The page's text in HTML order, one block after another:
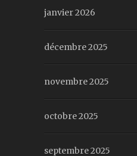
janvier 2026
décembre 2025
novembre 2025
octobre 2025
septembre 2025